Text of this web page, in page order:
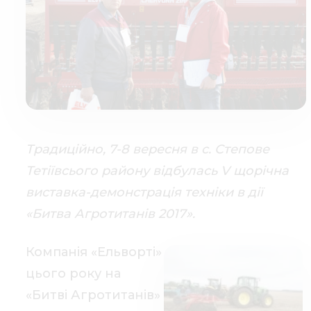
Традиційно, 7-8 вересня в с. Степове
Тетіївсього району відбулась V щорічна
виставка-демонстрація техніки в дії
«Битва Агротитанів 2017».
Компанія «Ельворті»
цього року на
«Битві Агротитанів»